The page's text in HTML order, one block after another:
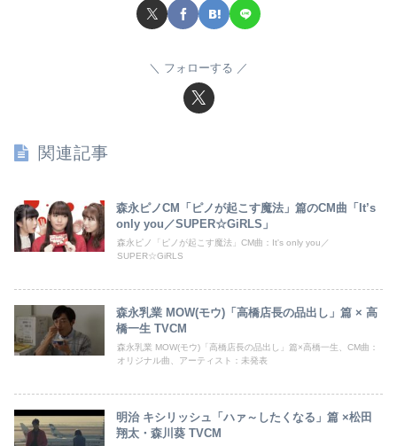
フォローする
関連記事
森永ピノCM「ピノが起こす魔法」篇のCM曲「It’s
only you／SUPER☆GiRLS」
森永ピノ「ピノが起こす魔法」CM曲：It's only you／
SUPER☆GiRLS
森永乳業 MOW(モウ)「高橋店長の品出し」篇 × 高
橋一生 TVCM
森永乳業 MOW(モウ)「高橋店長の品出し」篇×高橋一生、CM曲：
オリジナル曲、アーティスト：未発表
明治 キシリッシュ「ハァ～したくなる」篇 ×松田
翔太・森川葵 TVCM